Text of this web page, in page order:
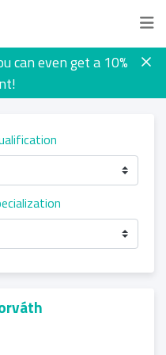
can even get a 10%